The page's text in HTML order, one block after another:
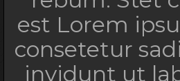
est Lorem
consetetur
invidunt ut